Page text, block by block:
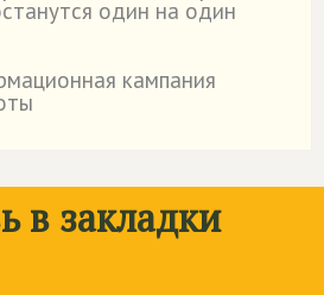
один на один
кампания
в закладки